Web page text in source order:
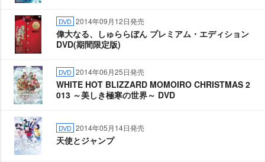
DVD 2014年09月12日発売
偉大なる、しゅららぼん プレミアム・エディション
DVD(期間限定版)
DVD 2014年06月25日発売
WHITE HOT BLIZZARD MOMOIRO CHRISTMAS 2
013 ～美しき極寒の世界～ DVD
DVD 2014年05月14日発売
天使とジャンプ